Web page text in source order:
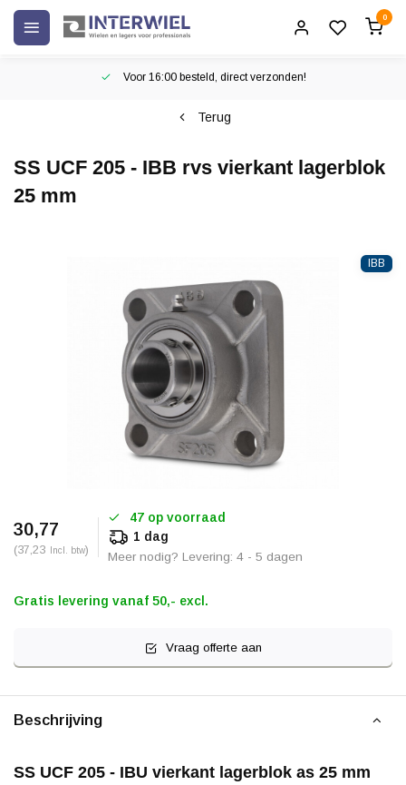
0
Voor 16:00 besteld, direct verzonden!
Terug
SS UCF 205 - IBB rvs vierkant lagerblok
25 mm
IBB
30,77
(37,23 Incl. btw)
47 op voorraad
1 dag
Meer nodig? Levering: 4 - 5 dagen
Gratis levering vanaf 50,- excl.
Vraag offerte aan
Beschrijving
SS UCF 205 - IBU vierkant lagerblok as 25 mm